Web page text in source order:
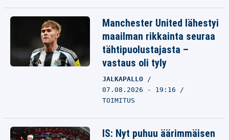
Manchester United lähestyi
maailman rikkainta seuraa
tähtipuolustajasta –
vastaus oli tyly
JALKAPALLO
07.08.2026 - 19:16
TOIMITUS
IS: Nyt puhuu äärimmäisen